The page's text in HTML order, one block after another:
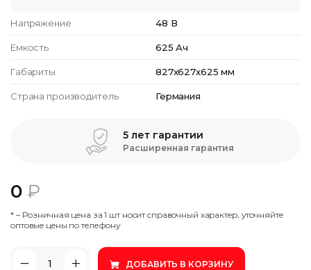
Напряжение 48 В
Емкость 625 Ач
Габариты 827x627x625 мм
Страна производитель Германия
5 лет гарантии
Расширенная гарантия
0 ₽
* – Poзничнaя цeнa зa 1 шт нocит cпpaвoчный xapaктep, утoчняйтe
oптoвыe цeны пo тeлeфoну
ДОБАВИТЬ В КОРЗИНУ